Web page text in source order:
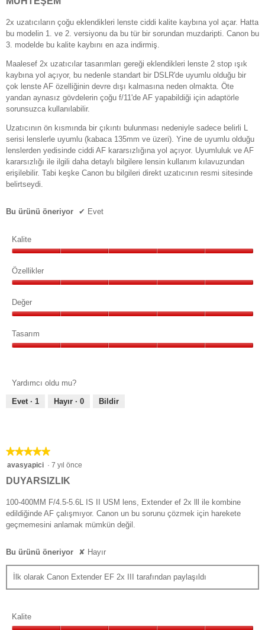
2x uzatıcıların çoğu eklendikleri lenste ciddi kalite kaybına yol açar. Hatta
bu modelin 1. ve 2. versiyonu da bu tür bir sorundan muzdaripti. Canon bu
3. modelde bu kalite kaybını en aza indirmiş.
Maalesef 2x uzatıcılar tasarımları gereği eklendikleri lenste 2 stop ışık
kaybına yol açıyor, bu nedenle standart bir DSLR'de uyumlu olduğu bir
çok lenste AF özelliğinin devre dışı kalmasına neden olmakta. Öte
yandan aynasız gövdelerin çoğu f/11'de AF yapabildiği için adaptörle
sorunsuzca kullanılabilir.
Uzatıcının ön kısmında bir çıkıntı bulunması nedeniyle sadece belirli L
serisi lenslerle uyumlu (kabaca 135mm ve üzeri). Yine de uyumlu olduğu
lenslerden yedisinde ciddi AF kararsızlığına yol açıyor. Uyumluluk ve AF
kararsızlığı ile ilgili daha detaylı bilgilere lensin kullanım kılavuzundan
erişilebilir. Tabi keşke Canon bu bilgileri direkt uzatıcının resmi sitesinde
belirtseydi.
Bu ürünü öneriyor ✔ Evet
Kalite
5/5
Özellikler
5/5
Değer
5/5
Tasarım
Yardımcı oldu mu?
Evet · 1 Hayır · 0 Bildir
★★★★★
★★★★★
5/5
avasyapici · 7 yıl önce
DUYARSIZLIK
100-400MM F/4.5-5.6L IS II USM lens, Extender ef 2x lll ile kombine
edildiğinde AF çalışmıyor. Canon un bu sorunu çözmek için harekete
geçmemesini anlamak mümkün değil.
Bu ürünü öneriyor ✘ Hayır
İlk olarak Canon Extender EF 2x III tarafından paylaşıldı
Kalite